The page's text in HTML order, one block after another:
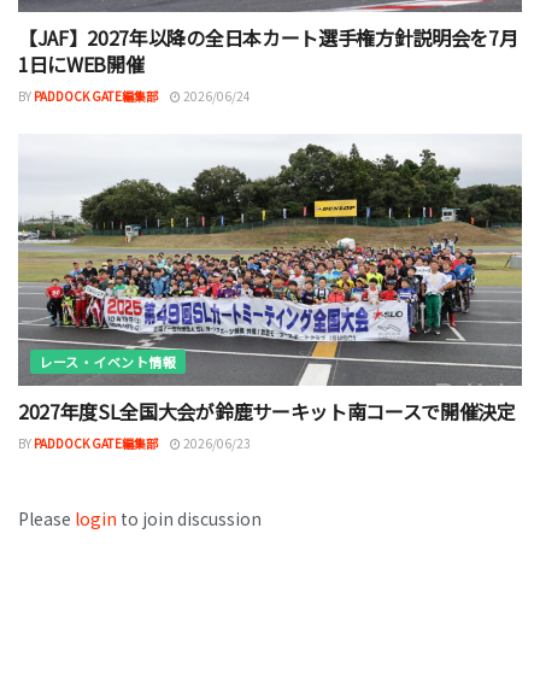
【JAF】2027年以降の全日本カート選手権方針説明会を7月
1日にWEB開催
BY PADDOCK GATE編集部 2026/06/24
レース・イベント情報
2027年度SL全国大会が鈴鹿サーキット南コースで開催決定
BY PADDOCK GATE編集部 2026/06/23
Please login to join discussion